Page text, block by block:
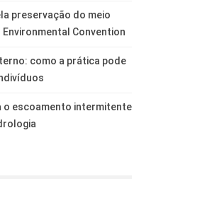
preservação do meio
Convention
como a prática pode
o escoamento intermitente